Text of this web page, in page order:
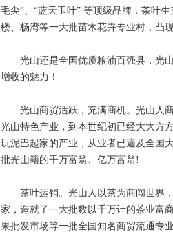
毛尖”、“蓝天玉叶” 等顶级品牌，茶叶
楼、杨湾等一大批苗木花卉专业村，凸
光山还是全国优质粮油百强县，光山
增收的魅力！
光山商贸活跃，充满商机。光山人商
光山特色产业，到本世纪初已经大大方
玩泥巴起家的产业，从业者已遍及全国
批光山籍的千万富翁、亿万富翁!
茶叶运销。光山人以茶为商闯世界，
家，造就了一大批数以千万计的茶业富
果批发市场等一批全国知名商贸流通专